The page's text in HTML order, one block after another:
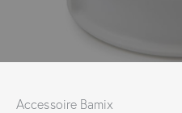
Accessoire Bamix